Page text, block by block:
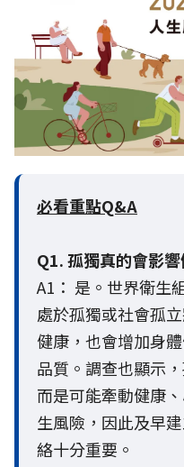
必看重點Q&A
Q1. 孤獨真的會影響
A1： 是。世界衛生
處於孤獨或社會孤
健康，也會增加身
品質。調查也顯示
而是可能牽動健康
生風險，因此及早
絡十分重要。